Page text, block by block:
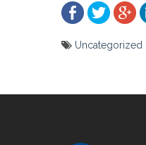
Uncategorized